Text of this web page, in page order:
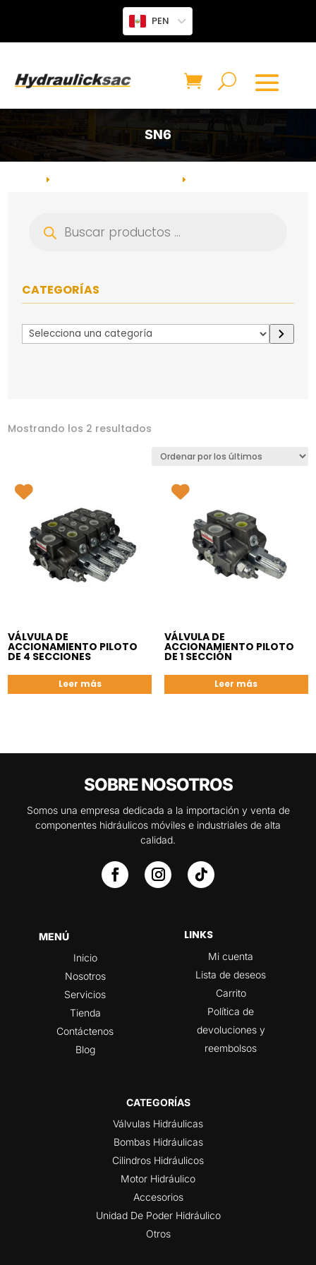
PEN
SN6
E E
productos
CATEGORÍAS
Selecciona
una
Mostrando los 2 resultados
VÁLVULA DE
ACCIONAMIENTO PILOTO
DE 4 SECCIONES
Leer más
VÁLVULA DE
ACCIONAMIENTO PILOTO
DE 1 SECCIÓN
Leer más
SOBRE NOSOTROS
Somos una empresa dedicada a la importación y venta de
componentes hidráulicos móviles e industriales de alta
calidad.
MENÚ
Inicio
Nosotros
Servicios
Tienda
Contáctenos
Blog
LINKS
Mi cuenta
Lista de deseos
Carrito
Política de
devoluciones y
reembolsos
CATEGORÍAS
Válvulas Hidráulicas
Bombas Hidráulicas
Cilindros Hidráulicos
Motor Hidráulico
Accesorios
Unidad De Poder Hidráulico
Otros